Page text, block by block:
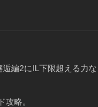
編2にIL下限超える力
攻略。